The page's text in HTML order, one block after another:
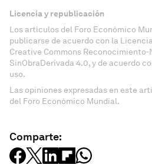
Licencia y republicación
Los artículos del Foro Económico
publicarse de acuerdo con la
Creative Commons Reconocimiento-
SinObraDerivada 4.0, y de acuerdo
uso.
Las opiniones expresadas en este
del Foro Económico Mundial.
Comparte: